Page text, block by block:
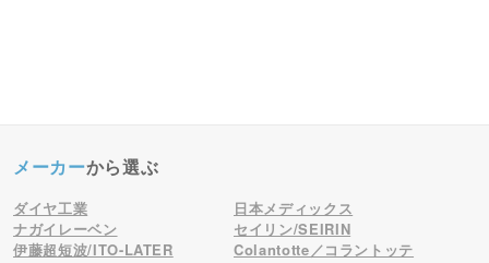
メーカーから選ぶ
ダイヤ工業
日本メディックス
ナガイレーベン
セイリン/SEIRIN
伊藤超短波/ITO-LATER
Colantotte／コラントッテ